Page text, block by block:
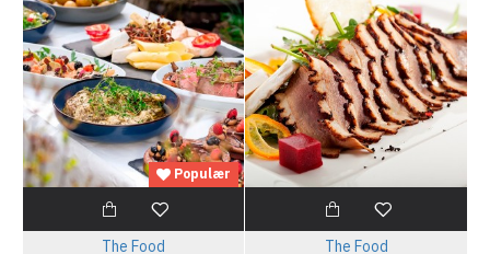
Populær
The Food The Food